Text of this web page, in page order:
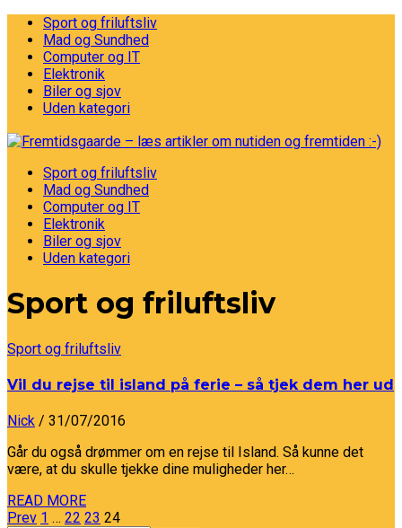
Sport og friluftsliv
Mad og Sundhed
Computer og IT
Elektronik
Biler og sjov
Uden kategori
Sport og friluftsliv
Mad og Sundhed
Computer og IT
Elektronik
Biler og sjov
Uden kategori
Sport og friluftsliv
Sport og friluftsliv
Vil du rejse til island på ferie – så tjek dem her ud
Nick / 31/07/2016
Går du også drømmer om en rejse til Island. Så kunne det
være, at du skulle tjekke dine muligheder her…
READ MORE
Prev 1 … 22 23 24